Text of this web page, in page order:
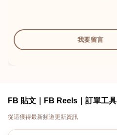
我要留言
FB 貼文｜FB Reels｜訂單工具
從這獲得最新頻道更新資訊